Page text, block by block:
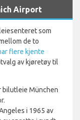
Airport
som
de to
flere kjente
av kjøretøy til
bilutleie München
i 1965 av